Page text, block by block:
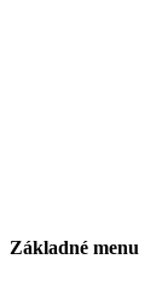
Základné menu